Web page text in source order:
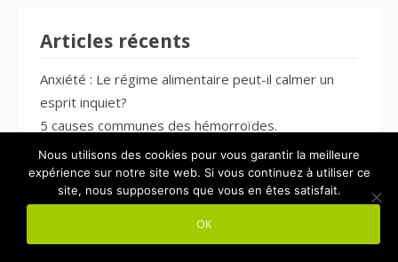
Articles récents
Anxiété : Le régime alimentaire peut-il calmer un
esprit inquiet?
5 causes communes des hémorroïdes.
Entrez dans la pratique de l’Ashtanga Yoga.
N’ayez plus peur de la mort. Arlette Triolaire.
Pourquoi l’anxiété provoque des douleurs
physiques ? Comprendre le lien entre le mental et
le corps.
Nous utilisons des cookies pour vous garantir la meilleure
expérience sur notre site web. Si vous continuez à utiliser ce
site, nous supposerons que vous en êtes satisfait.
OK